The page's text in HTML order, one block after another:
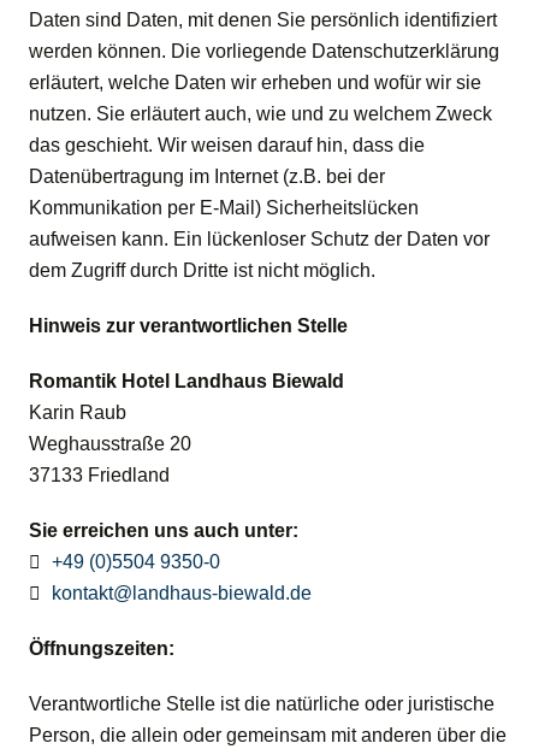
Daten sind Daten, mit denen Sie persönlich identifiziert
werden können. Die vorliegende Datenschutzerklärung
erläutert, welche Daten wir erheben und wofür wir sie
nutzen. Sie erläutert auch, wie und zu welchem Zweck
das geschieht. Wir weisen darauf hin, dass die
Datenübertragung im Internet (z.B. bei der
Kommunikation per E-Mail) Sicherheitslücken
aufweisen kann. Ein lückenloser Schutz der Daten vor
dem Zugriff durch Dritte ist nicht möglich.
Hinweis zur verantwortlichen Stelle
Romantik Hotel Landhaus Biewald
Karin Raub
Weghausstraße 20
37133 Friedland
Sie erreichen uns auch unter:
+49 (0)5504 9350-0
kontakt@landhaus-biewald.de
Öffnungszeiten:
Verantwortliche Stelle ist die natürliche oder juristische
Person, die allein oder gemeinsam mit anderen über die